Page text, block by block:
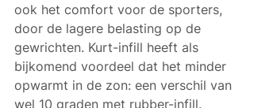
ook het comfort voor de sporters,
door de lagere belasting op de
gewrichten. Kurt-infill heeft als
bijkomend voordeel dat het minder
opwarmt in de zon: een verschil van
wel 10 graden met rubber-infill.